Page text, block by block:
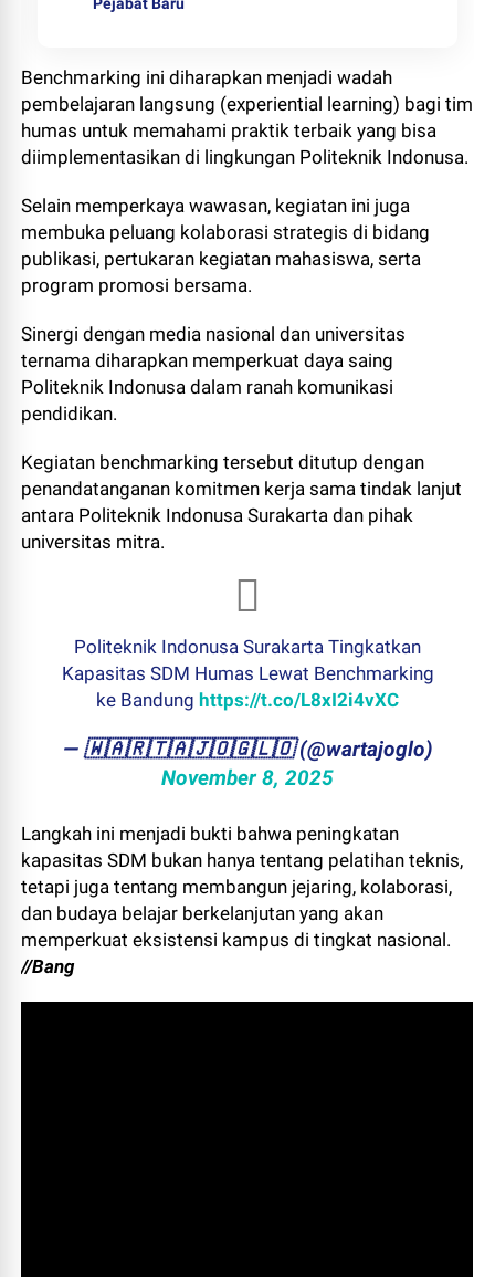
Benchmarking ini diharapkan menjadi wadah
pembelajaran langsung (experiential learning) bagi tim
humas untuk memahami praktik terbaik yang bisa
diimplementasikan di lingkungan Politeknik Indonusa.
Selain memperkaya wawasan, kegiatan ini juga
membuka peluang kolaborasi strategis di bidang
publikasi, pertukaran kegiatan mahasiswa, serta
program promosi bersama.
Sinergi dengan media nasional dan universitas
ternama diharapkan memperkuat daya saing
Politeknik Indonusa dalam ranah komunikasi
pendidikan.
Kegiatan benchmarking tersebut ditutup dengan
penandatanganan komitmen kerja sama tindak lanjut
antara Politeknik Indonusa Surakarta dan pihak
universitas mitra.
Politeknik Indonusa Surakarta Tingkatkan
Kapasitas SDM Humas Lewat Benchmarking
ke Bandung https://t.co/L8xI2i4vXC
— ​🇼​​🇦​​🇷​​🇹​​🇦​​🇯​​🇴​​🇬​​🇱​​🇴 (@wartajoglo)
November 8, 2025
Langkah ini menjadi bukti bahwa peningkatan
kapasitas SDM bukan hanya tentang pelatihan teknis,
tetapi juga tentang membangun jejaring, kolaborasi,
dan budaya belajar berkelanjutan yang akan
memperkuat eksistensi kampus di tingkat nasional.
//Bang